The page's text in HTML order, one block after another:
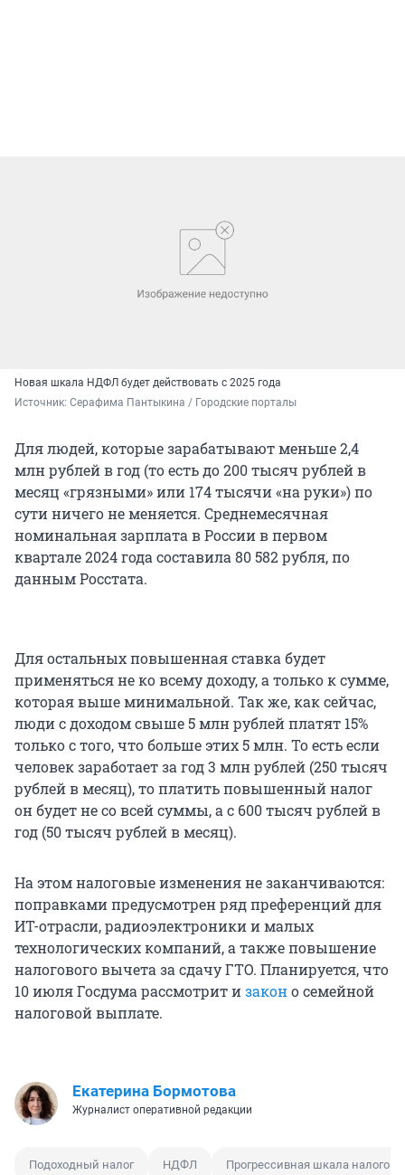
Новая шкала НДФЛ будет действовать с 2025 года
Источник: Серафима Пантыкина / Городские порталы
Для людей, которые зарабатывают меньше 2,4
млн рублей в год (то есть до 200 тысяч рублей в
месяц «грязными» или 174 тысячи «на руки») по
сути ничего не меняется. Среднемесячная
номинальная зарплата в России в первом
квартале 2024 года составила 80 582 рубля, по
данным Росстата.
Для остальных повышенная ставка будет
применяться не ко всему доходу, а только к сумме,
которая выше минимальной. Так же, как сейчас,
люди с доходом свыше 5 млн рублей платят 15%
только с того, что больше этих 5 млн. То есть если
человек заработает за год 3 млн рублей (250 тысяч
рублей в месяц), то платить повышенный налог
он будет не со всей суммы, а с 600 тысяч рублей в
год (50 тысяч рублей в месяц).
На этом налоговые изменения не заканчиваются:
поправками предусмотрен ряд преференций для
ИТ-отрасли, радиоэлектроники и малых
технологических компаний, а также повышение
налогового вычета за сдачу ГТО. Планируется, что
10 июля Госдума рассмотрит изаконо семейной
налоговой выплате.
Екатерина Бормотова
Журналист оперативной редакции
Подоходный налог НДФЛ Прогрессивная шкала налогов